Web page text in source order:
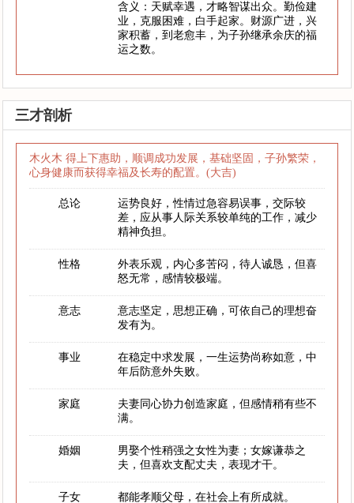
含义：天赋幸遇，才略智谋出众。勤俭建
业，克服困难，白手起家。财源广进，兴
家积蓄，到老愈丰，为子孙继承余庆的福
运之数。
三才剖析
木火木 得上下惠助，顺调成功发展，基础坚固，子孙繁荣，
心身健康而获得幸福及长寿的配置。(大吉)
总论
运势良好，性情过急容易误事，交际较
差，应从事人际关系较单纯的工作，减少
精神负担。
性格
外表乐观，内心多苦闷，待人诚恳，但喜
怒无常，感情较极端。
意志
意志坚定，思想正确，可依自己的理想奋
发有为。
事业
在稳定中求发展，一生运势尚称如意，中
年后防意外失败。
家庭
夫妻同心协力创造家庭，但感情稍有些不
满。
婚姻
男娶个性稍强之女性为妻；女嫁谦恭之
夫，但喜欢支配丈夫，表现才干。
子女 都能孝顺父母，在社会上有所成就。